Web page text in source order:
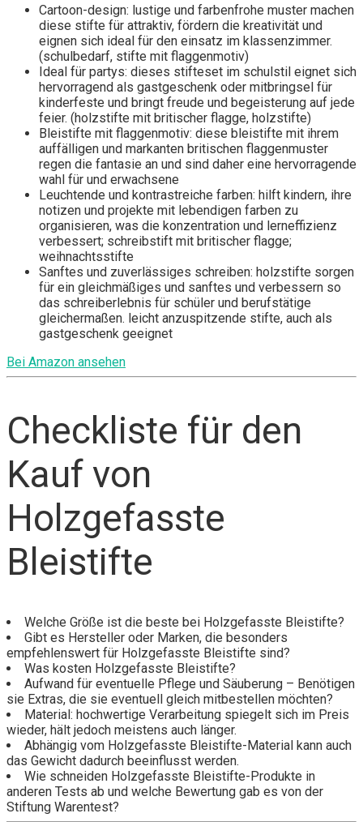
Cartoon-design: lustige und farbenfrohe muster machen
diese stifte für attraktiv, fördern die kreativität und
eignen sich ideal für den einsatz im klassenzimmer.
(schulbedarf, stifte mit flaggenmotiv)
Ideal für partys: dieses stifteset im schulstil eignet sich
hervorragend als gastgeschenk oder mitbringsel für
kinderfeste und bringt freude und begeisterung auf jede
feier. (holzstifte mit britischer flagge, holzstifte)
Bleistifte mit flaggenmotiv: diese bleistifte mit ihrem
auffälligen und markanten britischen flaggenmuster
regen die fantasie an und sind daher eine hervorragende
wahl für und erwachsene
Leuchtende und kontrastreiche farben: hilft kindern, ihre
notizen und projekte mit lebendigen farben zu
organisieren, was die konzentration und lerneffizienz
verbessert; schreibstift mit britischer flagge;
weihnachtsstifte
Sanftes und zuverlässiges schreiben: holzstifte sorgen
für ein gleichmäßiges und sanftes und verbessern so
das schreiberlebnis für schüler und berufstätige
gleichermaßen. leicht anzuspitzende stifte, auch als
gastgeschenk geeignet
Bei Amazon ansehen
Checkliste für den
Kauf von
Holzgefasste
Bleistifte
Welche Größe ist die beste bei Holzgefasste Bleistifte?
Gibt es Hersteller oder Marken, die besonders
empfehlenswert für Holzgefasste Bleistifte sind?
Was kosten Holzgefasste Bleistifte?
Aufwand für eventuelle Pflege und Säuberung – Benötigen
sie Extras, die sie eventuell gleich mitbestellen möchten?
Material: hochwertige Verarbeitung spiegelt sich im Preis
wieder, hält jedoch meistens auch länger.
Abhängig vom Holzgefasste Bleistifte-Material kann auch
das Gewicht dadurch beeinflusst werden.
Wie schneiden Holzgefasste Bleistifte-Produkte in
anderen Tests ab und welche Bewertung gab es von der
Stiftung Warentest?